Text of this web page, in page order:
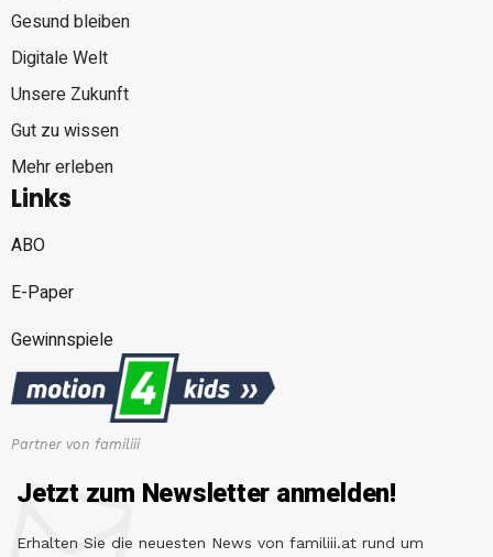
Gesund bleiben
Digitale Welt
Unsere Zukunft
Gut zu wissen
Mehr erleben
Links
ABO
E-Paper
Gewinnspiele
Partner von familiii
Jetzt zum Newsletter anmelden!
Erhalten Sie die neuesten News von familiii.at rund um